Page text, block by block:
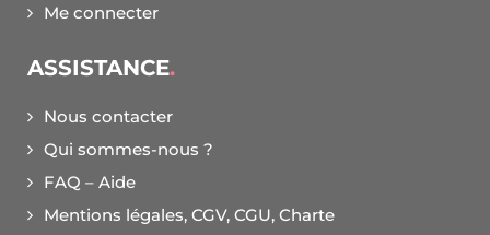
Me connecter
ASSISTANCE
Nous contacter
Qui sommes-nous ?
FAQ – Aide
Mentions légales, CGV, CGU, Charte